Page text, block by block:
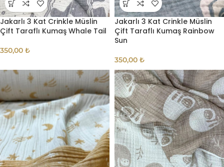
Jakarlı 3 Kat Crinkle Müslin
Çift Taraflı Kumaş Whale Tail
350,00 ₺
Jakarlı 3 Kat Crinkle Müslin
Çift Taraflı Kumaş Rainbow
Sun
350,00 ₺